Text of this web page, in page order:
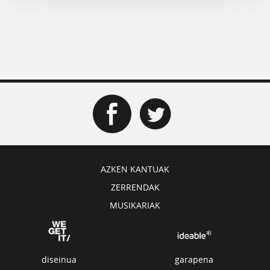
AZKEN KANTUAK
ZERRENDAK
MUSIKARIAK
diseinua garapena